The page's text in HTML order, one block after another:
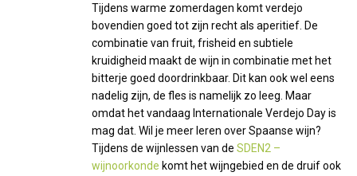
Tijdens warme zomerdagen komt verdejo
bovendien goed tot zijn recht als aperitief. De
combinatie van fruit, frisheid en subtiele
kruidigheid maakt de wijn in combinatie met het
bitterje goed doordrinkbaar. Dit kan ook wel eens
nadelig zijn, de fles is namelijk zo leeg. Maar
omdat het vandaag Internationale Verdejo Day is
mag dat. Wil je meer leren over Spaanse wijn?
Tijdens de wijnlessen van de SDEN2 –
wijnoorkonde komt het wijngebied en de druif ook